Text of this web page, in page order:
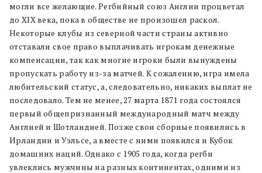
могли все желающие. Регбийный союз Англии процветал
до XIX века, пока в обществе не произошел раскол.
Некоторые клубы из северной части страны активно
отставали свое право выплачивать игрокам денежные
компенсации, так как многие игроки были вынуждены
пропускать работу из-за матчей. К сожалению, игра имела
любительский статус, а, следовательно, никаких выплат не
последовало. Тем не менее, 27 марта 1871 года состоялся
первый общепризнанный международный матч между
Англией и Шотландией. Позже свои сборные появились в
Ирландии и Уэльсе, а вместе с ними появился и Кубок
домашних наций. Однако с 1905 года, когда регби
увлеклись мужчины на разных континентах, одними из